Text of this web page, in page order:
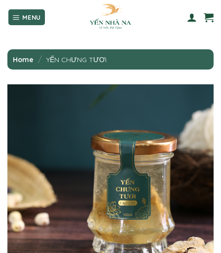
Home / YẾN CHƯNG TƯƠI